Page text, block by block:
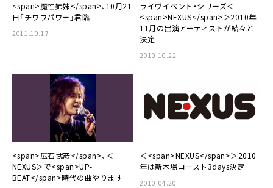
<span>魔性姉妹</span>、10月21
日「チワワパワー」君臨
2011.10.17
ライヴイベント・シリーズ＜
<span>NEXUS</span>＞2010年
11月の出演アーティストが続々と
決定
2010.10.22
<span>広石武彦</span>、＜
NEXUS＞で<span>UP-
BEAT</span>時代の曲やります
＜<span>NEXUS</span>＞2010
年は新木場コースト3days決定
2010.04.20